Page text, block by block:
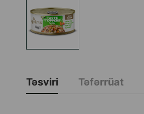
Təsviri Təfərrüat